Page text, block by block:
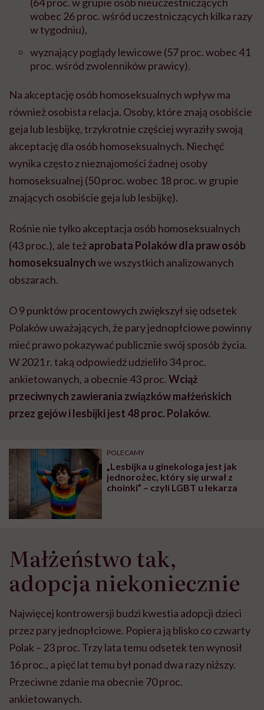
wobec 26 proc. wśród uczestniczących kilka razy
w tygodniu),
wyznający poglądy lewicowe (57 proc. wobec 41
proc. wśród zwolenników prawicy).
Na akceptację osób homoseksualnych wpływ ma
również osobista relacja. Osoby, które znają osobiście
geja lub lesbijkę, trzykrotnie częściej wyraziły swoją
akceptację dla osób homoseksualnych. Niechęć
wynika często z nieznajomości żadnej osoby
homoseksualnej (50 proc. wobec 18 proc. w grupie
znających osobiście geja lub lesbijkę).
Rośnie nie tylko akceptacja osób homoseksualnych
(43 proc.), ale teżaprobata Polaków dla praw osób
homoseksualnychwe wszystkich analizowanych
obszarach.
O 9 punktów procentowych zwiększył się odsetek
Polaków uważających, że pary jednopłciowe powinny
mieć prawo pokazywać publicznie swój sposób życia.
W 2021 r. taką odpowiedź udzieliło 34 proc.
ankietowanych, a obecnie 43 proc.Wciąż
przeciwnych zawierania związków małżeńskich
przez gejów i lesbijki jest 48 proc. Polaków.
POLECAMY
„Lesbijka u ginekologa jest jak
jednorożec, który się urwał z
choinki” – czyli LGBT u lekarza
Małżeństwo tak,
adopcja niekoniecznie
Najwięcej kontrowersji budzi kwestia adopcji dzieci
przez pary jednopłciowe. Popiera ją blisko co czwarty
Polak – 23 proc. Trzy lata temu odsetek ten wynosił
16 proc., a pięć lat temu był ponad dwa razy niższy.
Przeciwne zdanie ma obecnie 70 proc.
ankietowanych.